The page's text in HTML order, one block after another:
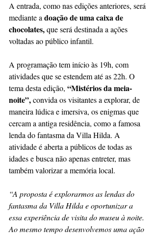
A entrada, como nas edições anteriores, será
mediante a doação de uma caixa de
chocolates, que será destinada a ações
voltadas ao público infantil.
A programação tem início às 19h, com
atividades que se estendem até as 22h. O
tema desta edição, “Mistérios da meia-
noite”, convida os visitantes a explorar, de
maneira lúdica e imersiva, os enigmas que
cercam a antiga residência, como a famosa
lenda do fantasma da Villa Hilda. A
atividade é aberta a públicos de todas as
idades e busca não apenas entreter, mas
também valorizar a memória local.
“A proposta é explorarmos as lendas do
fantasma da Villa Hilda e oportunizar a
essa experiência de visita do museu à noite.
Ao mesmo tempo desenvolvemos uma ação